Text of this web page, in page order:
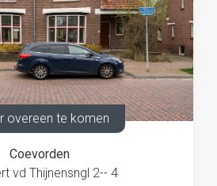
overeen te komen
Coevorden
vd Thijnensngl 2-- 4